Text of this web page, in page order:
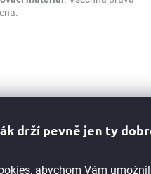
drží pevně jen ty
abychom Vám